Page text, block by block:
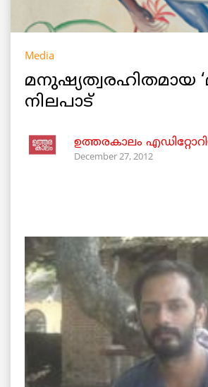
Media
മനുഷ്യത്വരഹിതമായ
നിലപാട്
ഉത്തരകാലം
December 27, 2012